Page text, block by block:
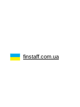
finstaff.com.ua